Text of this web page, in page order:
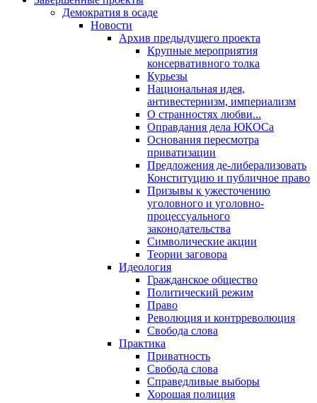
Демократия в осаде
Новости
Архив предыдущего проекта
Крупные мероприятия
консервативного толка
Курьезы
Национальная идея,
антивестернизм, империализм
О странностях любви...
Оправдания дела ЮКОСа
Основания пересмотра
приватизации
Предложения де-либерализовать
Конституцию и публичное право
Призывы к ужесточению
уголовного и уголовно-
процессуального
законодательства
Символические акции
Теории заговора
Идеология
Гражданское общество
Политический режим
Право
Революция и контрреволюция
Свобода слова
Практика
Приватность
Свобода слова
Справедливые выборы
Хорошая полиция